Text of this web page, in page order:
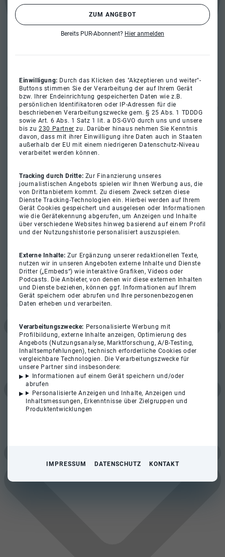
ZUM ANGEBOT
Bereits PUR-Abonnent? Hier anmelden
Einwilligung: Durch das Klicken des "Akzeptieren und weiter"-
Buttons stimmen Sie der Verarbeitung der auf Ihrem Gerät
bzw. Ihrer Endeinrichtung gespeicherten Daten wie z.B.
persönlichen Identifikatoren oder IP-Adressen für die
beschriebenen Verarbeitungszwecke gem. § 25 Abs. 1 TDDDG
sowie Art. 6 Abs. 1 Satz 1 lit. a DS-GVO durch uns und unsere
bis zu230 Partner zu. Darüber hinaus nehmen Sie Kenntnis
davon, dass mit ihrer Einwilligung ihre Daten auch in Staaten
außerhalb der EU mit einem niedrigeren Datenschutz-Niveau
verarbeitet werden können.
Tracking durch Dritte: Zur Finanzierung unseres
journalistischen Angebots spielen wir Ihnen Werbung aus, die
von Drittanbietern kommt. Zu diesem Zweck setzen diese
Dienste Tracking-Technologien ein. Hierbei werden auf Ihrem
Gerät Cookies gespeichert und ausgelesen oder Informationen
wie die Gerätekennung abgerufen, um Anzeigen und Inhalte
über verschiedene Websites hinweg basierend auf einem Profil
und der Nutzungshistorie personalisiert auszuspielen.
Externe Inhalte:Zur Ergänzung unserer redaktionellen Texte,
nutzen wir in unseren Angeboten externe Inhalte und Dienste
Dritter („Embeds“) wie interaktive Grafiken, Videos oder
Podcasts. Die Anbieter, von denen wir diese externen Inhalten
und Dienste beziehen, können ggf. Informationen auf Ihrem
Gerät speichern oder abrufen und Ihre personenbezogenen
Daten erheben und verarbeiten.
Verarbeitungszwecke: Personalisierte Werbung mit
Profilbildung, externe Inhalte anzeigen, Optimierung des
Angebots (Nutzungsanalyse, Marktforschung, A/B-Testing,
Inhaltsempfehlungen), technisch erforderliche Cookies oder
vergleichbare Technologien. Die Verarbeitungszwecke für
unsere Partner sind insbesondere:
Informationen auf einem Gerät speichern und/oder
abrufen
Personalisierte Anzeigen und Inhalte, Anzeigen und
Inhaltsmessungen, Erkenntnisse über Zielgruppen und
Produktentwicklungen
IMPRESSUM DATENSCHUTZ KONTAKT